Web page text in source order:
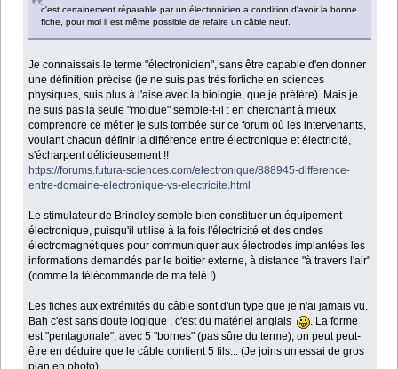
c'est certainement réparable par un électronicien a condition d'avoir la bonne
fiche, pour moi il est même possible de refaire un câble neuf.
Je connaissais le terme "électronicien", sans être capable d'en donner
une définition précise (je ne suis pas très fortiche en sciences
physiques, suis plus à l'aise avec la biologie, que je préfère). Mais je
ne suis pas la seule "moldue" semble-t-il : en cherchant à mieux
comprendre ce métier je suis tombée sur ce forum où les intervenants,
voulant chacun définir la différence entre électronique et électricité,
s'écharpent délicieusement !!
https://forums.futura-sciences.com/electronique/888945-difference-
entre-domaine-electronique-vs-electricite.html
Le stimulateur de Brindley semble bien constituer un équipement
électronique, puisqu'il utilise à la fois l'électricité et des ondes
électromagnétiques pour communiquer aux électrodes implantées les
informations demandés par le boitier externe, à distance "à travers l'air"
(comme la télécommande de ma télé !).
Les fiches aux extrémités du câble sont d'un type que je n'ai jamais vu.
Bah c'est sans doute logique : c'est du matériel anglais
. La forme
est "pentagonale", avec 5 "bornes" (pas sûre du terme), on peut peut-
être en déduire que le câble contient 5 fils... (Je joins un essai de gros
plan en photo).